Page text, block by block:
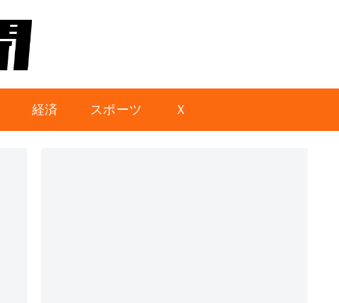
経済 スポーツ Ｘ